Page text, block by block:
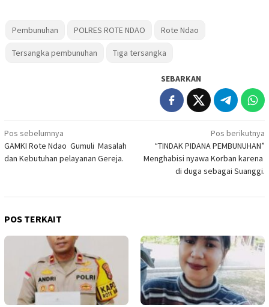
Pembunuhan POLRES ROTE NDAO Rote Ndao
Tersangka pembunuhan Tiga tersangka
SEBARKAN
Navigasi
pos
Pos sebelumnya
GAMKI Rote Ndao Gumuli Masalah
dan Kebutuhan pelayanan Gereja.
Pos berikutnya
“TINDAK PIDANA PEMBUNUHAN”
Menghabisi nyawa Korban karena
di duga sebagai Suanggi.
POS TERKAIT